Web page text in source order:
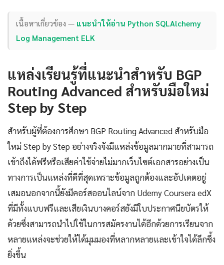
เนื้อหาเกี่ยวข้อง — แนะนำให้อ่าน Python SQLAlchemy
Log Management ELK
แหล่งเรียนรู้ที่แนะนำสำหรับ BGP
Routing Advanced สำหรับมือใหม่
Step by Step
สำหรับผู้ที่ต้องการศึกษา BGP Routing Advanced สำหรับมือ
ใหม่ Step by Step อย่างจริงจังมีแหล่งข้อมูลมากมายที่สามารถ
เข้าถึงได้ฟรีหรือเสียค่าใช้จ่ายไม่มากเว็บไซต์เอกสารอย่างเป็น
ทางการเป็นแหล่งที่ดีที่สุดเพราะข้อมูลถูกต้องและอัปเดตอยู่
เสมอนอกจากนี้ยังมีคอร์สออนไลน์จาก Udemy Coursera edX
ที่มีทั้งแบบฟรีและเสียเงินบางคอร์สยังมีใบประกาศนียบัตรให้
ด้วยซึ่งสามารถนำไปใช้ในการสมัครงานได้อีกด้วยการเรียนจาก
หลายแหล่งจะช่วยให้ได้มุมมองที่หลากหลายและเข้าใจได้ลึกซึ้ง
ยิ่งขึ้น